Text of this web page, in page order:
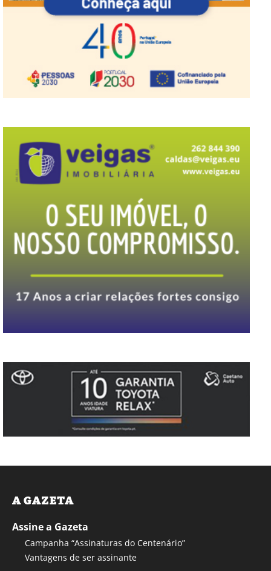
A GAZETA
Assine a Gazeta
Campanha “Assinaturas do Centenário”
Vantagens de ser assinante